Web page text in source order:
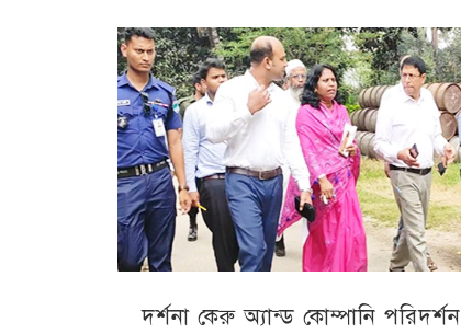
দর্শনা কেরু অ্যান্ড কোম্পানি পরিদর্শন